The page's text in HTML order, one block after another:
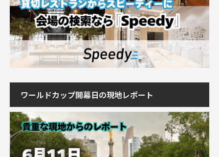
ワールドカップ開幕日の現地レポート